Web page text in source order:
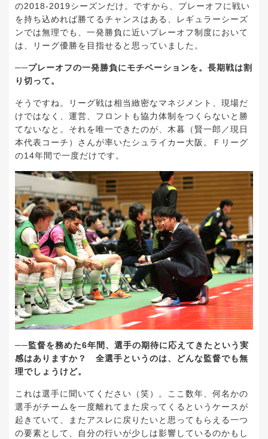
の2018-2019シーズンだけ。ですから、プレーオフに戦い
を持ち込めれば勝てるチャンスはある、レギュラーシーズ
ンでは無理でも、一発勝負に近いプレーオフ制度において
は、リーグ優勝を目指せると思っていました。
──プレーオフの一発勝負にモチベーションを。長期戦は割
り切って。
そうですね。リーグ戦は相当緻密なマネジメント、現場だ
けではなく、運営、フロントも協力体制をつくらないと勝
てないなと。それを唯一できたのが、木暮（賢一郎／現日
本代表コーチ）さんが率いたシュライカー大阪。Ｆリーグ
の14年間で一度だけです。
──監督を務めた6年間、選手の期待に応えてきたという実
感はありますか？ 全選手というのは、どんな監督でも無
理でしょうけど。
これは選手に聞いてください（笑）。ここ数年、何名かの
選手がチームを一度離れてまた戻ってくるというケースが
起きていて、またアスレに戻りたいと思ってもらえる一つ
の要素として、自分の行いが少しは影響しているのかもし